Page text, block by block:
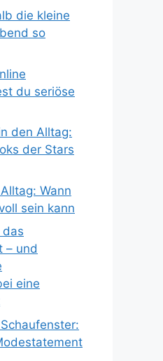
die kleine
so
du seriöse
den Alltag:
der Stars
Wann
sein kann
das
– und
eine